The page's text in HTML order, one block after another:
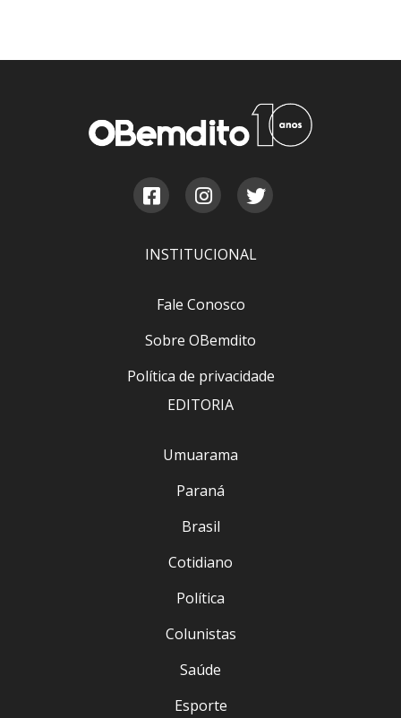
INSTITUCIONAL
Fale Conosco
Sobre OBemdito
Política de privacidade
EDITORIA
Umuarama
Paraná
Brasil
Cotidiano
Política
Colunistas
Saúde
Esporte